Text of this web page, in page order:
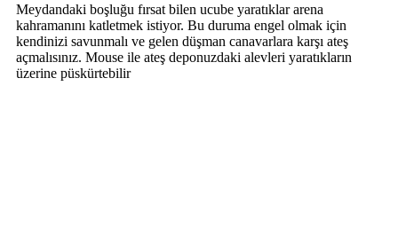
Meydandaki boşluğu fırsat bilen ucube yaratıklar arena
kahramanını katletmek istiyor. Bu duruma engel olmak için
kendinizi savunmalı ve gelen düşman canavarlara karşı ateş
açmalısınız. Mouse ile ateş deponuzdaki alevleri yaratıkların
üzerine püskürtebilir